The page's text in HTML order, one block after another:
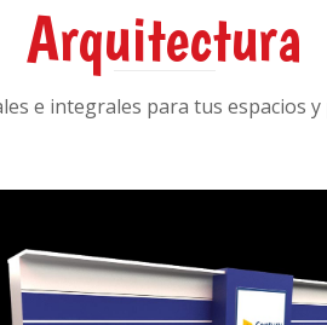
Arquitectura
e integrales para tus espacios